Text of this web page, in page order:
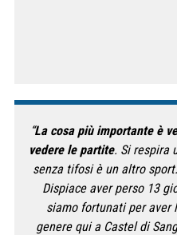
“La cosa più importante è
vedere le partite. Si respira
senza tifosi è un altro
Dispiace aver perso 13
siamo fortunati per aver
genere qui a Castel di